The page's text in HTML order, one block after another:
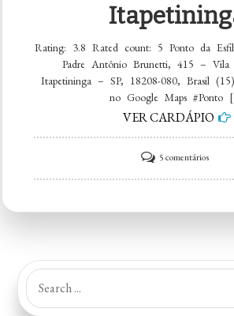
Rating: 3.8 Rated count: 5 Ponto da
Padre Antônio Brunetti, 415 – Vila
Itapetininga – SP, 18208-080, Brasil
no Google Maps #Ponto
VER CARDÁPIO
5 comentáriosem
Ponto
Search
for: